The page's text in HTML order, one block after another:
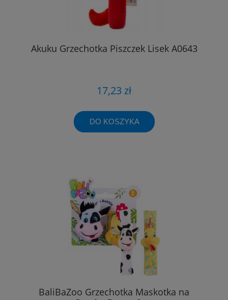
Akuku Grzechotka Piszczek Lisek A0643
17,23 zł
DO KOSZYKA
BaliBaZoo Grzechotka Maskotka na